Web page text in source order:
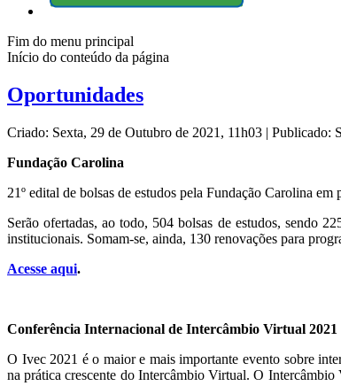
Fim do menu principal
Início do conteúdo da página
Oportunidades
Criado: Sexta, 29 de Outubro de 2021, 11h03 | Publicado:
Fundação Carolina
21º edital de bolsas de estudos pela Fundação Carolina
Serão ofertadas, ao todo, 504 bolsas de estudos, sendo
institucionais. Somam-se, ainda, 130 renovações para
Acesse aqui.
Conferência Internacional de Intercâmbio Virtual 2021
O Ivec 2021 é o maior e mais importante evento sobre
na prática crescente do Intercâmbio Virtual. O